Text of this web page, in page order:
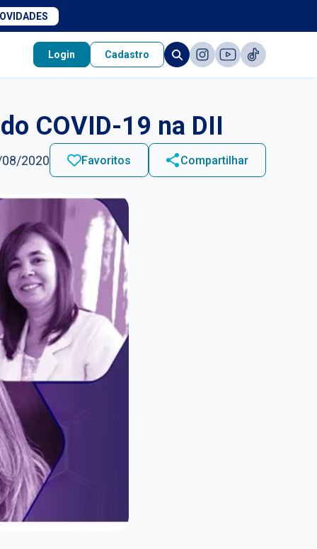
Login Cadastro
COVID-19 na DII
2020 Favoritos Compartilhar